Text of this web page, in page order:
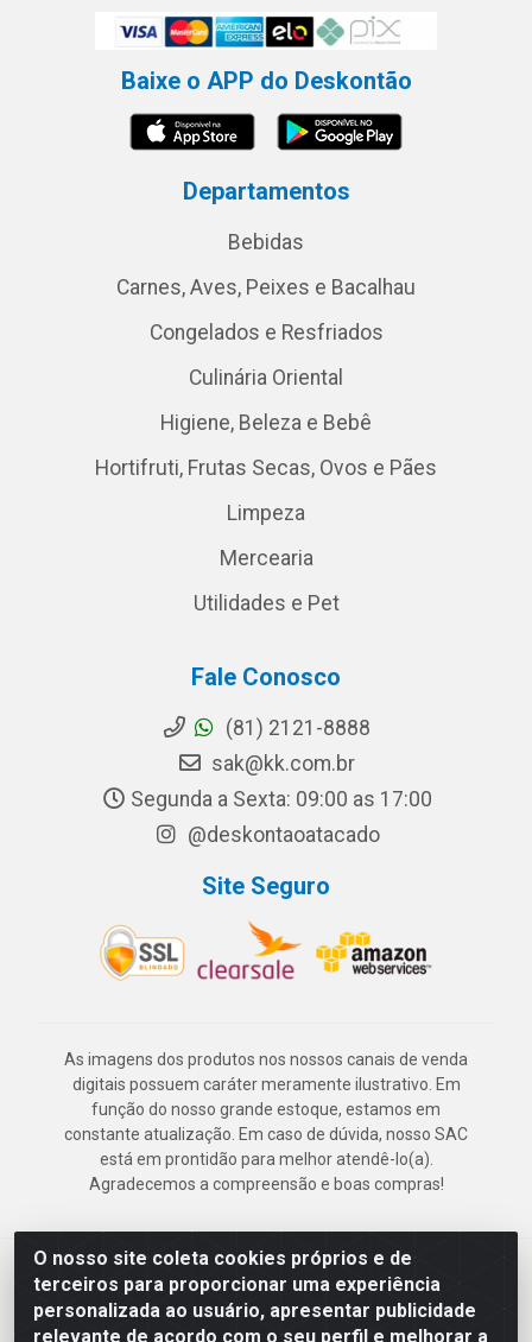
O nosso site coleta cookies próprios e de
terceiros para proporcionar uma experiência
personalizada ao usuário, apresentar publicidade
relevante de acordo com o seu perfil e melhorar a
Baixe o APP do Deskontão
Departamentos
Bebidas
Carnes, Aves, Peixes e Bacalhau
Congelados e Resfriados
Culinária Oriental
Higiene, Beleza e Bebê
Hortifruti, Frutas Secas, Ovos e Pães
Limpeza
Mercearia
Utilidades e Pet
Fale Conosco
(81) 2121-8888
sak@kk.com.br
Segunda a Sexta: 09:00 as 17:00
@deskontaoatacado
Site Seguro
As imagens dos produtos nos nossos canais de venda
digitais possuem caráter meramente ilustrativo. Em
função do nosso grande estoque, estamos em
constante atualização. Em caso de dúvida, nosso SAC
está em prontidão para melhor atendê-lo(a).
Agradecemos a compreensão e boas compras!
Deskontão Atacado - Av. Marechal Mascarenhas de Morais, 2471 -
Imbiribeira - Recife/PE - CEP 51.150-001 - CNPJ 24.150.377/0003-
57